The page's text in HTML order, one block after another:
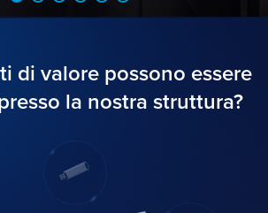
di valore possono essere
la nostra struttura?